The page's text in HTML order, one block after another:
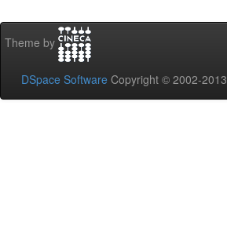
Theme by
DSpace Software Copyright © 2002-2013